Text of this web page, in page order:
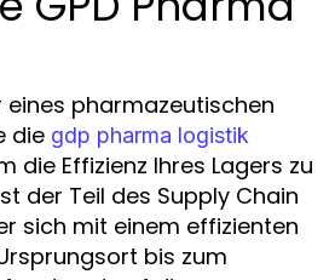
eines pharmazeutischen
die gdp pharma logistik
die Effizienz Ihres Lagers zu
der Teil des Supply Chain
sich mit einem effizienten
bis zum